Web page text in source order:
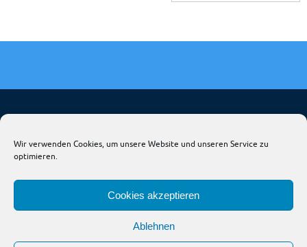
Wir verwenden Cookies, um unsere Website und unseren Service zu
optimieren.
Cookies akzeptieren
Ablehnen
TRIG DEUTSCHLAND
THIESEN ACL
All rights reserved by AVIOFOX© 2023